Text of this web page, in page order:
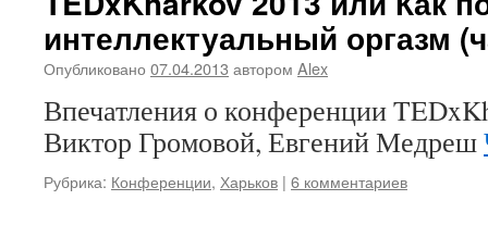
интеллектуальный оргазм
Опубликовано 07.04.2013 автором Alex
Впечатления о конференции
Виктор Громовой, Евгений Медреш
Рубрика: Конференции, Харьков | 6 комментариев